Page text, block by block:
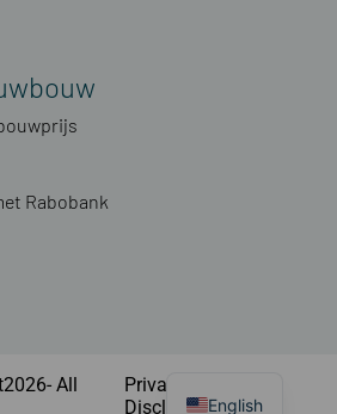
Rabobank
All
Privacyverklaring
DisclaimerEnglish